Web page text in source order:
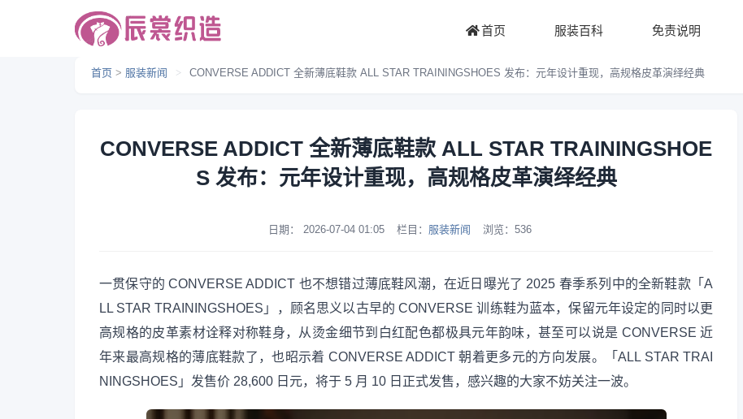
首页 服装百科 免责说明
首页 > 服装新闻 > CONVERSE ADDICT 全新薄底鞋款 ALL STAR TRAININGSHOES 发布：元年设计重现，高规格皮革演绎经典
CONVERSE ADDICT 全新薄底鞋款 ALL STAR TRAININGSHOE
S 发布：元年设计重现，高规格皮革演绎经典
日期： 2026-07-04 01:05 栏目： 服装新闻 浏览： 536
一贯保守的 CONVERSE ADDICT 也不想错过薄底鞋风潮，在近日曝光了 2025 春季系列中的全新鞋款「A
LL STAR TRAININGSHOES」，顾名思义以古早的 CONVERSE 训练鞋为蓝本，保留元年设定的同时以更
高规格的皮革素材诠释对称鞋身，从烫金细节到白红配色都极具元年韵味，甚至可以说是 CONVERSE 近
年来最高规格的薄底鞋款了，也昭示着 CONVERSE ADDICT 朝着更多元的方向发展。「ALL STAR TRAI
NINGSHOES」发售价 28,600 日元，将于 5 月 10 日正式发售，感兴趣的大家不妨关注一波。